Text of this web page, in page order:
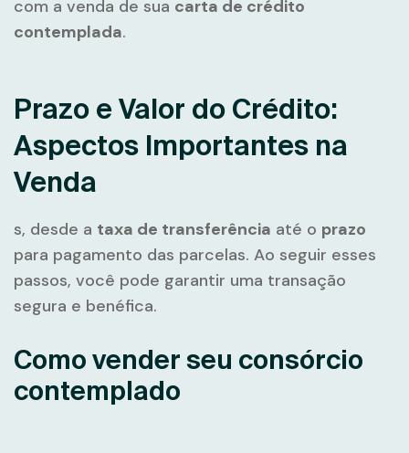
com a venda de sua carta de crédito
contemplada.
Prazo e Valor do Crédito:
Aspectos Importantes na
Venda
s, desde a taxa de transferência até o prazo
para pagamento das parcelas. Ao seguir esses
passos, você pode garantir uma transação
segura e benéfica.
Como vender seu consórcio
contemplado